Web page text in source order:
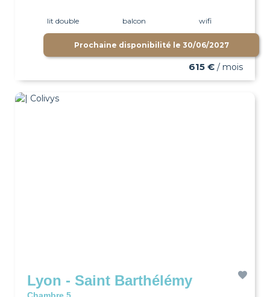
lit double balcon wifi
Prochaine disponibilité le 30/06/2027
615 € / mois
Lyon - Saint Barthélémy